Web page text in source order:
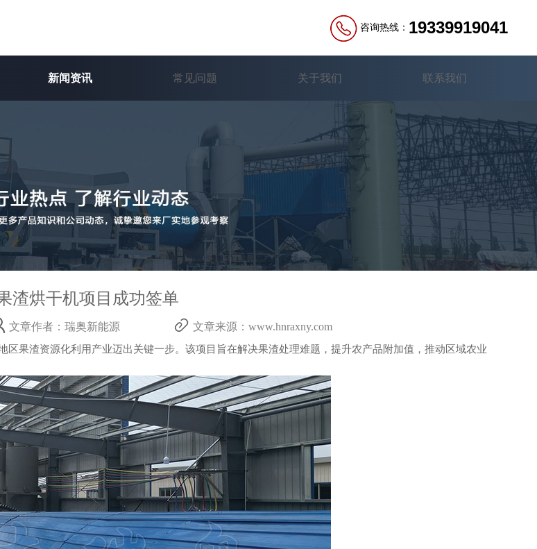
咨询热线： 19339919041
新闻资讯 常见问题 关于我们 联系我们
渣烘干机项目成功签单
文章作者：瑞奥新能源 文章来源：www.hnraxny.com
渣资源化利用产业迈出关键一步。该项目旨在解决果渣处理难题，提升农产品附加值，推动区域农业